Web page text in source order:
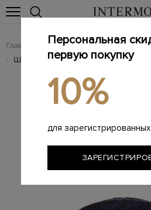
Главная Мужчинам / Аксессуары
/ Шапка-бини с&nbsp;принтом
Персональная
первую покупку
10%
для